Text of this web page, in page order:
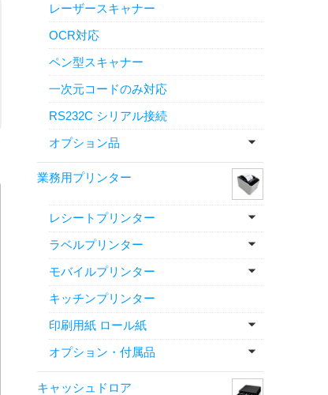
レーザースキャナー
OCR対応
ペン型スキャナー
一次元コードのみ対応
RS232C シリアル接続
オプション品
業務用プリンター
レシートプリンター
ラベルプリンター
モバイルプリンター
キッチンプリンター
印刷用紙 ロール紙
オプション・付属品
キャッシュドロア